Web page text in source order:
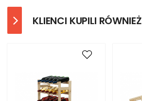
KLIENCI KUPILI RÓWNIEŻ